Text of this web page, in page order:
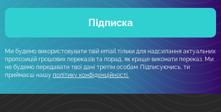
Підписка
Ми будемо використовувати твій email тільки для надсилання актуальних
пропозицій грошових переказів та порад, як краще виконати переказ. Ми
не будемо передавати твої дані третім особам. Підписуючись, ти
приймаєш нашу політику конфіденційності.